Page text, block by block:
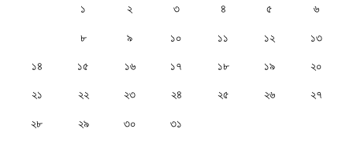
১ ২ ৩ ৪ ৫ ৬
৮ ৯ ১০ ১১ ১২ ১৩
১৪ ১৫ ১৬ ১৭ ১৮ ১৯ ২০
২১ ২২ ২৩ ২৪ ২৫ ২৬ ২৭
২৮ ২৯ ৩০ ৩১